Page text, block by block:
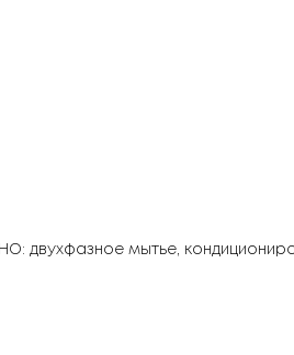
двухфазное мытье,